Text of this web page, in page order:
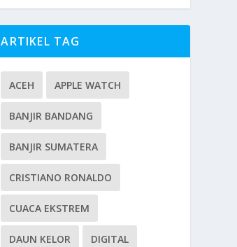
ARTIKEL TAG
ACEH APPLE WATCH
BANJIR BANDANG
BANJIR SUMATERA
CRISTIANO RONALDO
CUACA EKSTREM
DAUN KELOR DIGITAL